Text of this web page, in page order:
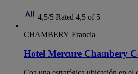
4,5/5 Rated 4,5 of 5
CHAMBERY, Francia
Hotel Mercure Chambery